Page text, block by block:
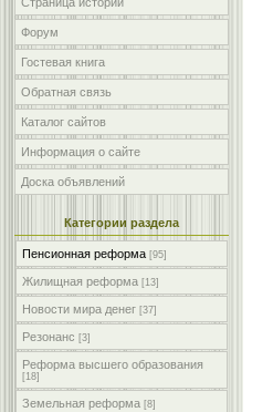
Форум
Гостевая книга
Обратная связь
Каталог сайтов
Информация о сайте
Доска объявлений
Категории раздела
Пенсионная реформа [95]
Жилищная реформа [13]
Новости мира денег [37]
Резонанс [3]
Реформа высшего образования
[18]
Земельная реформа [8]